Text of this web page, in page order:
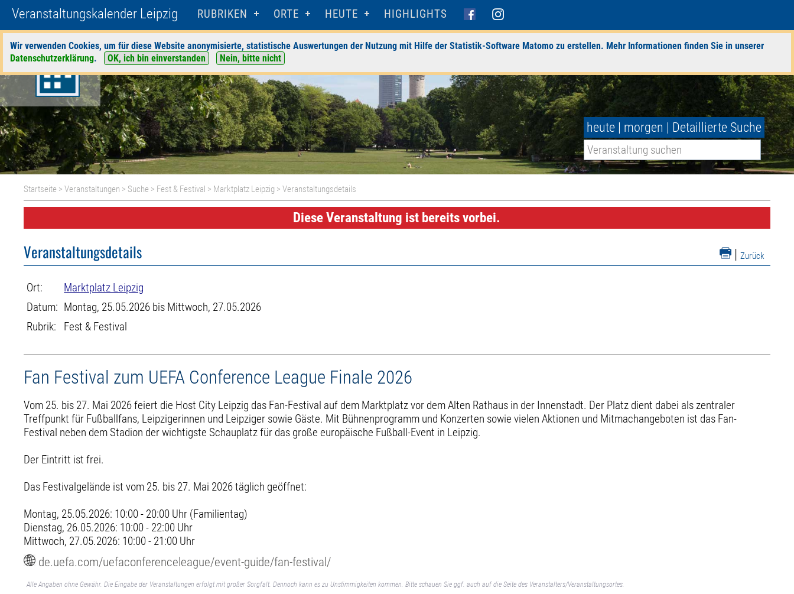
Veranstaltungskalender Leipzig RUBRIKEN ORTE HEUTE HIGHLIGHTS
Wir verwenden Cookies, um für diese Website anonymisierte, statistische Auswertungen der Nutzung mit Hilfe der Statistik-Software Matomo zu erstellen. Mehr Informationen finden Sie in unserer
Datenschutzerklärung. OK, ich bin einverstanden Nein, bitte nicht
heute | morgen | Detaillierte Suche
Startseite >Veranstaltungen > Suche > Fest & Festival > Marktplatz Leipzig > Veranstaltungsdetails
Diese Veranstaltung ist bereits vorbei.
| Zurück
Veranstaltungsdetails
Ort:
Marktplatz Leipzig
Datum: Montag, 25.05.2026 bis Mittwoch, 27.05.2026
Rubrik:
Fest & Festival
Fan Festival zum UEFA Conference League Finale 2026
Vom 25. bis 27. Mai 2026 feiert die Host City Leipzig das Fan-Festival auf dem Marktplatz vor dem Alten Rathaus in der Innenstadt. Der Platz dient dabei als zentraler
Treffpunkt für Fußballfans, Leipzigerinnen und Leipziger sowie Gäste. Mit Bühnenprogramm und Konzerten sowie vielen Aktionen und Mitmachangeboten ist das Fan-
Festival neben dem Stadion der wichtigste Schauplatz für das große europäische Fußball-Event in Leipzig.
Der Eintritt ist frei.
Das Festivalgelände ist vom 25. bis 27. Mai 2026 täglich geöffnet:
Montag, 25.05.2026: 10:00 - 20:00 Uhr (Familientag)
Dienstag, 26.05.2026: 10:00 - 22:00 Uhr
Mittwoch, 27.05.2026: 10:00 - 21:00 Uhr
de.uefa.com/uefaconferenceleague/event-guide/fan-festival/
Alle Angaben ohne Gewähr. Die Eingabe der Veranstaltungen erfolgt mit großer Sorgfalt. Dennoch kann es zu Unstimmigkeiten kommen. Bitte schauen Sie ggf. auch auf die Seite des Veranstalters/Veranstaltungsortes.